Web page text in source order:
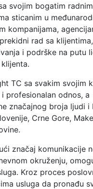
svojim bogatim
sticanim u
kompanijama,
rad sa
i podrške na putu
TC sa svakim svojim
i profesionalan odnos,
značajnog broja ljudi
Crne Gore,
značaj komunikacije
okruženju,
Kroz proces
usluga da pronađu